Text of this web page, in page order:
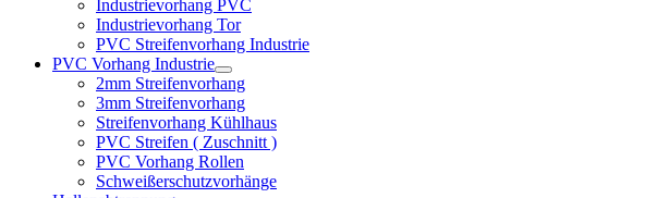
Industrievorhang PVC
Industrievorhang Tor
PVC Streifenvorhang Industrie
PVC Vorhang Industrie
2mm Streifenvorhang
3mm Streifenvorhang
Streifenvorhang Kühlhaus
PVC Streifen ( Zuschnitt )
PVC Vorhang Rollen
Schweißerschutzvorhänge